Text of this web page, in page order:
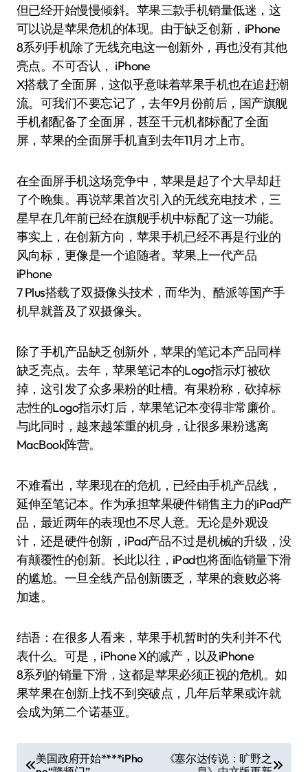
但已经开始慢慢倾斜。苹果三款手机销量低迷，这
可以说是苹果危机的体现。由于缺乏创新，iPhone
8系列手机除了无线充电这一创新外，再也没有其他
亮点。不可否认， iPhone
X搭载了全面屏，这似乎意味着苹果手机也在追赶潮
流。可我们不要忘记了，去年9月份前后，国产旗舰
手机都配备了全面屏，甚至千元机都标配了全面
屏，苹果的全面屏手机直到去年11月才上市。
在全面屏手机这场竞争中，苹果是起了个大早却赶
了个晚集。再说苹果首次引入的无线充电技术，三
星早在几年前已经在旗舰手机中标配了这一功能。
事实上，在创新方向，苹果手机已经不再是行业的
风向标，更像是一个追随者。苹果上一代产品
iPhone
7 Plus搭载了双摄像头技术，而华为、酷派等国产手
机早就普及了双摄像头。
除了手机产品缺乏创新外，苹果的笔记本产品同样
缺乏亮点。去年，苹果笔记本的Logo指示灯被砍
掉，这引发了众多果粉的吐槽。有果粉称，砍掉标
志性的Logo指示灯后，苹果笔记本变得非常廉价。
与此同时，越来越笨重的机身，让很多果粉逃离
MacBook阵营。
不难看出，苹果现在的危机，已经由手机产品线，
延伸至笔记本。作为承担苹果硬件销售主力的iPad产
品，最近两年的表现也不尽人意。无论是外观设
计，还是硬件创新，iPad产品不过是机械的升级，没
有颠覆性的创新。长此以往，iPad也将面临销量下滑
的尴尬。一旦全线产品创新匮乏，苹果的衰败必将
加速。
结语：在很多人看来，苹果手机暂时的失利并不代
表什么。可是，iPhone X的减产，以及iPhone
8系列的销量下滑，这都是苹果必须正视的危机。如
果苹果在创新上找不到突破点，几年后苹果或许就
会成为第二个诺基亚。
美国政府开始****iPho
《塞尔达传说：旷野之